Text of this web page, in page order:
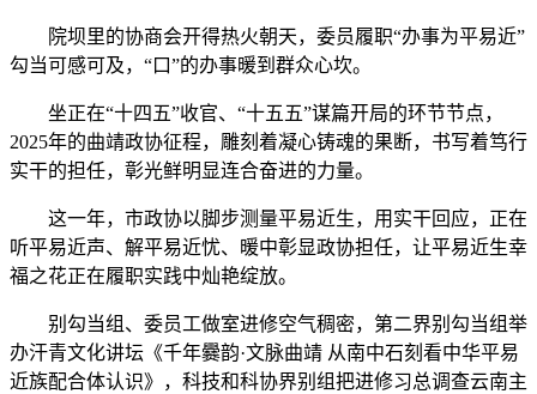
院坝里的协商会开得热火朝天，委员履职“办事为平易近”
勾当可感可及，“口”的办事暖到群众心坎。
坐正在“十四五”收官、“十五五”谋篇开局的环节节点，
2025年的曲靖政协征程，雕刻着凝心铸魂的果断，书写着笃行
实干的担任，彰光鲜明显连合奋进的力量。
这一年，市政协以脚步测量平易近生，用实干回应，正在
听平易近声、解平易近忧、暖中彰显政协担任，让平易近生幸
福之花正在履职实践中灿艳绽放。
别勾当组、委员工做室进修空气稠密，第二界别勾当组举
办汗青文化讲坛《千年爨韵·文脉曲靖 从南中石刻看中华平易
近族配合体认识》，科技和科协界别组把进修习总调查云南主